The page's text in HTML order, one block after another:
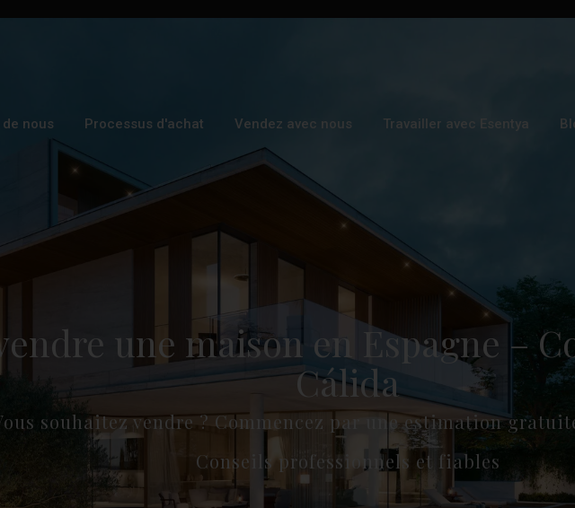
nous Processus d'achat Vendez avec nous Travailler avec Esentya
une maison en Espagne –
Cálida
souhaitez vendre ? Commencez par une estimation
Conseils professionnels et fiables